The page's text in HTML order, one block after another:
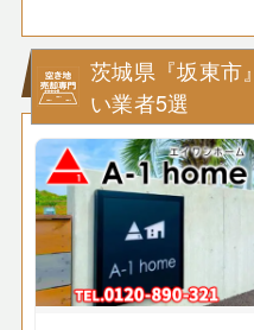
茨城県『坂東市
い業者5選